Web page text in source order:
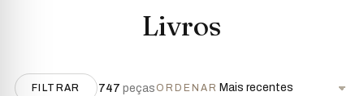
Livros
FILTRAR 747 peças ORDENAR